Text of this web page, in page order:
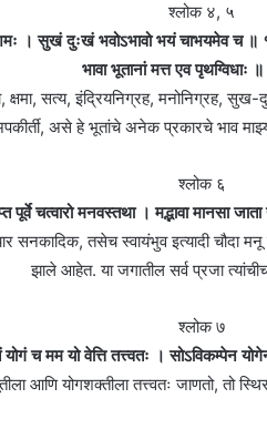
श्लोक ४, ५
शमः । सुखं दुःखं भवोऽभावो भयं चाभयमेव
भावा भूतानां मत्त एव
क्षमा, सत्य, इंद्रियनिग्रह, मनोनिग्रह,
असे हे भूतांचे अनेक प्रकारचे भाव
श्लोक ६
पूर्वे चत्वारो मनवस्तथा । मद्भावा मानसा
चार सनकादिक, तसेच स्वायंभुव इत्यादी चौदा
झाले आहेत. या जगातील सर्व प्रजा
श्लोक ७
योगं च मम यो वेत्ति तत्त्वतः ।
आणि योगशक्तीला तत्त्वतः जाणतो, तो